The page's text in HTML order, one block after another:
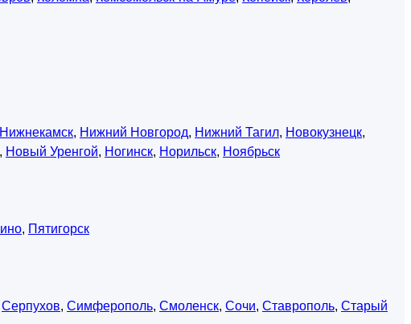
Нижнекамск, Нижний Новгород, Нижний Тагил, Новокузнецк,
, Новый Уренгой, Ногинск, Норильск, Ноябрьск
, Пятигорск
Серпухов, Симферополь, Смоленск, Сочи, Ставрополь, Старый